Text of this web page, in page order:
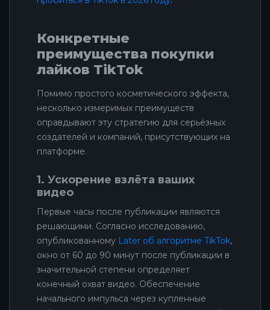
Конкретные
преимущества покупки
лайков TikTok
Помимо простого косметического эффекта,
несколько измеримых преимуществ
оправдывают эту стратегию для серьёзных
создателей и компаний, присутствующих на
платформе.
1. Ускорение взлёта ваших
видео
Первые часы после публикации являются
решающими. Согласно исследованию,
опубликованному Later об алгоритме TikTok,
окно от 60 до 90 минут после публикации в
значительной степени определяет
конечный охват видео. Обеспечение
начального импульса через купленные